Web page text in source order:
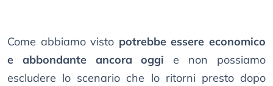
Come abbiamo visto potrebbe essere economico
e abbondante ancora oggi e non possiamo
escludere lo scenario che lo ritorni presto dopo